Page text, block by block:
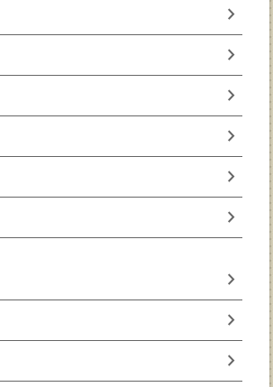
chevron_right
chevron_right
chevron_right
chevron_right
chevron_right
chevron_right
chevron_right
chevron_right
chevron_right